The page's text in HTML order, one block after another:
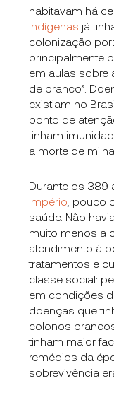
habitavam há
indígenas já
colonização
principalmente
em aulas sobre
de branco”.
existiam no
ponto de
tinham
a morte de
Durante os 389
Império , pouco
saúde. Não havia
muito menos a
atendimento à
tratamentos e
classe social:
em condições
doenças que
colonos
tinham maior
remédios da
sobrevivência